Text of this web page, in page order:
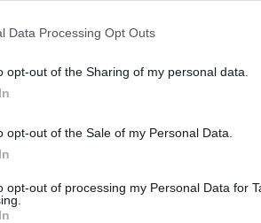
Data Processing Opt Outs
opt-out of the Sharing of my personal data.
opt-out of the Sale of my Personal Data.
opt-out of processing my Personal Data for
ridisegnare uno dei principali ingressi della
il fondo Estrella Group
del 51% delle quote al fondo
mentre il duo Ferrara e Giovanditti è
torneo di Serie D